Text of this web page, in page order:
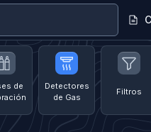
de
Detectores
de Gas
Filtros